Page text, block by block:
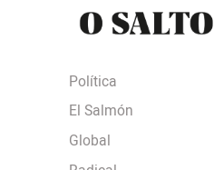
Política
El Salmón
Global